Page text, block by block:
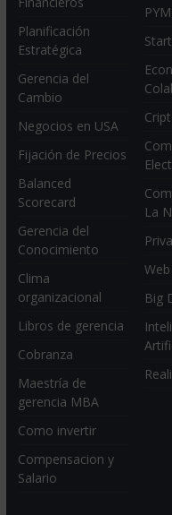
Planificación
Estratégica
Gerencia del
Cambio
Negocios en USA
Fijación de Precios
Balanced
Scorecard
Gerencia del
Conocimiento
Clima
organizacional
Libros de gerencia
Cobranza
Maestría de
gerencia MBA
Como invertir
Compensacion y
Salario
La
Big